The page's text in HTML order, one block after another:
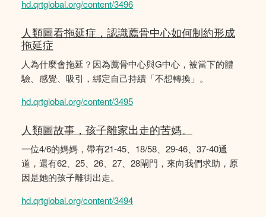
hd.qrtglobal.org/content/3496
人類圖看拖延症，認識薦骨中心如何制約形成
拖延症
人為什麼會拖延？因為薦骨中心與G中心，被當下的體
驗、感覺、吸引，綁定自己持續「不想轉換」。
hd.qrtglobal.org/content/3495
人類圖故事，孩子離家出走的苦媽。
一位4/6的媽媽，帶有21-45、18/58、29-46、37-40通
道，還有62、25、26、27、28閘門，來向我們求助，原
因是她的孩子離街出走。
hd.qrtglobal.org/content/3494